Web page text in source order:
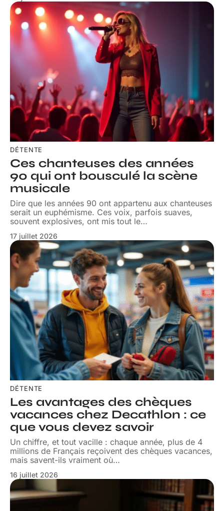
DÉTENTE
Ces chanteuses des années
90 qui ont bousculé la scène
musicale
Dire que les années 90 ont appartenu aux chanteuses
serait un euphémisme. Ces voix, parfois suaves,
souvent explosives, ont mis tout le…
17 juillet 2026
DÉTENTE
Les avantages des chèques
vacances chez Decathlon : ce
que vous devez savoir
Un chiffre, et tout vacille : chaque année, plus de 4
millions de Français reçoivent des chèques vacances,
mais savent-ils vraiment où…
16 juillet 2026